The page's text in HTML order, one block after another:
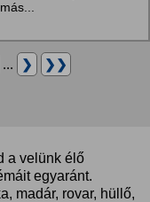
... ❯ ❯❯
a velünk élő
egyaránt.
madár, rovar, hüllő,